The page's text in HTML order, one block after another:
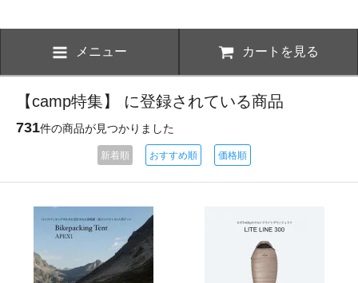
メニュー カートを見る
【camp特集】 に登録されている商品
731件の商品が見つかりました
新着順 おすすめ順 価格順